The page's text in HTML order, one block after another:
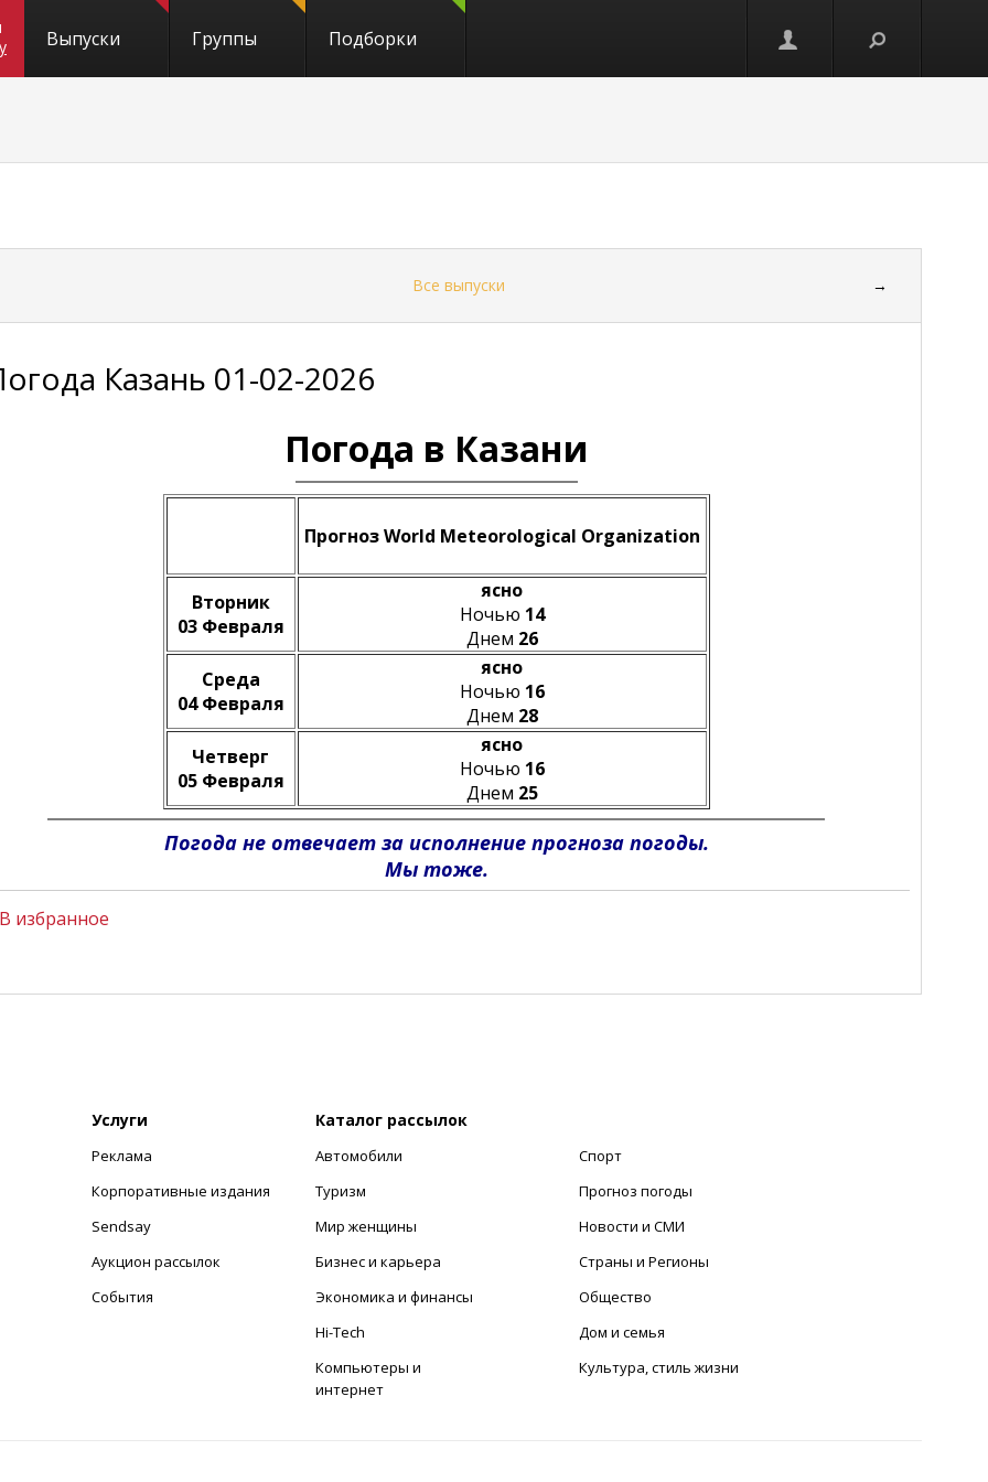
Выпуски Группы Подборки
Все выпуски →
Казань 01-02-2026
Погода в Казани
Прогноз World Meteorological Organization
Вторник
03 Февраля
ясно
Ночью 14
Днем 26
Среда
04 Февраля
ясно
Ночью 16
Днем 28
Четверг
05 Февраля
ясно
Ночью 16
Днем 25
Погода не отвечает за исполнение прогноза погоды.
Мы тоже.
В избранное
Услуги
Реклама
Корпоративные издания
Sendsay
Аукцион рассылок
События
Каталог рассылок
Автомобили
Туризм
Мир женщины
Бизнес и карьера
Экономика и финансы
Hi-Tech
Компьютеры и
интернет
Спорт
Прогноз погоды
Новости и СМИ
Страны и Регионы
Общество
Дом и семья
Культура, стиль жизни